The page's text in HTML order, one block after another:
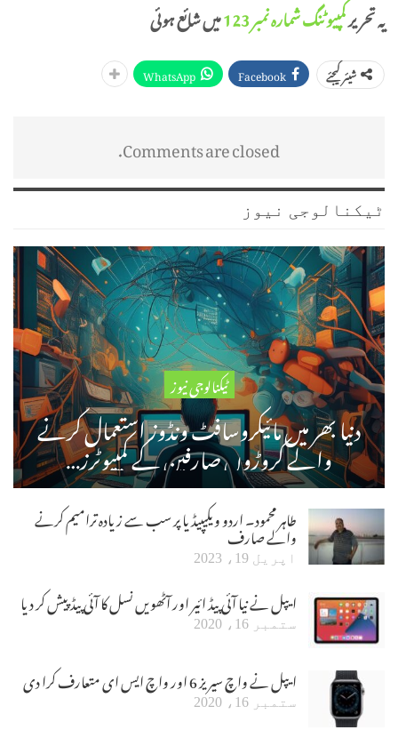
یہ تحریرکمپیوٹنگ شمارہ نمبر 123 میں شائع ہوئی
شیئر کیجئے Facebook
WhatsApp
Comments are closed.
ٹیکنالوجی نیوز
ٹیکنالوجی نیوز
دنیا بھر میں مائیکروسافٹ ونڈوز استعمال کرنے
والے کروڑوں صارفین کے کمپیوٹرز…
طاہر محمود۔ اردو ویکیپیڈیا پر سب سے زیادہ ترامیم کرنے
والے صارف
اپریل 19، 2023
ایپل نے نیا آئی پیڈ ائیر اور آٹھویں نسل کا آئی پیڈ پیش کر دیا
ستمبر 16، 2020
ایپل نے واچ سیریز 6 اور واچ ایس ای متعارف کرا دی
ستمبر 16، 2020